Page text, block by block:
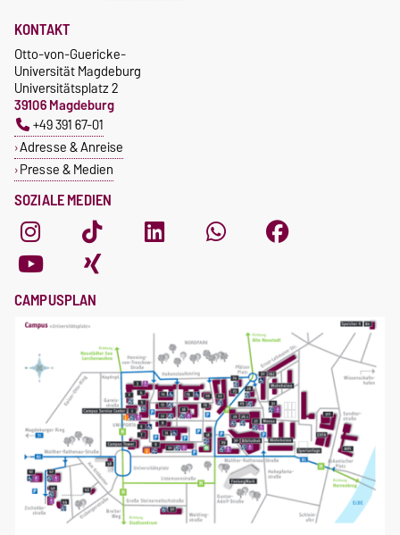
SOZIALE MEDIEN
KONTAKT
Otto-von-Guericke-
Universität Magdeburg
Universitätsplatz 2
39106 Magdeburg
+49 391 67-01
Adresse & Anreise
Presse & Medien
CAMPUSPLAN